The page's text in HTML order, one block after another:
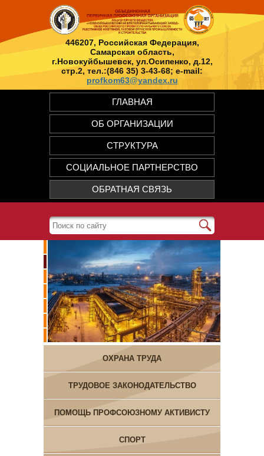
446207, Российская Федерация,
Самарская область,
г.Новокуйбышевск, ул.Осипенко, д.12,
стр.2, тел.:(846 35) 3-43-68; e-mail:
profkom63@yandex.ru
ГЛАВНАЯ
ОБ ОРГАНИЗАЦИИ
СТРУКТУРА
СОЦИАЛЬНОЕ ПАРТНЕРСТВО
ОБРАТНАЯ СВЯЗЬ
ОХРАНА ТРУДА
ТРУДОВОЕ ЗАКОНОДАТЕЛЬСТВО
ПОМОЩЬ ПРОФСОЮЗНОМУ АКТИВИСТУ
СПОРТ